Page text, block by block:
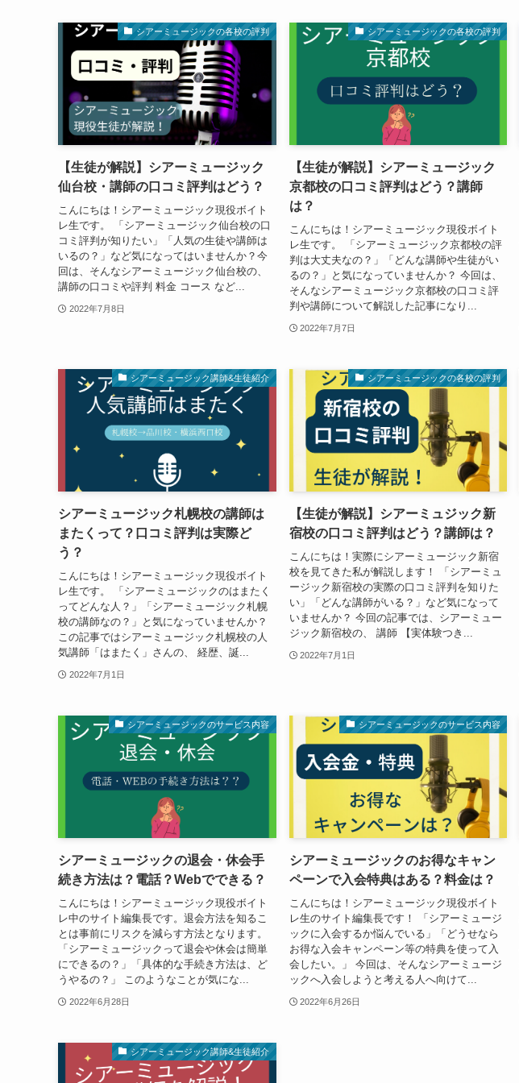
シアーミュージックの各校の評判
【生徒が解説】シアーミュージック
仙台校・講師の口コミ評判はどう？
こんにちは！シアーミュージック現役ボイト
レ生です。 「シアーミュージック仙台校の口
コミ評判が知りたい」「人気の生徒や講師は
いるの？」など気になってはいませんか？今
回は、そんなシアーミュージック仙台校の、
講師の口コミや評判 料金 コース など...
2022年7月8日
シアーミュージックの各校の評判
【生徒が解説】シアーミュージック
京都校の口コミ評判はどう？講師
は？
こんにちは！シアーミュージック現役ボイト
レ生です。 「シアーミュージック京都校の評
判は大丈夫なの？」「どんな講師や生徒がい
るの？」と気になっていませんか？ 今回は、
そんなシアーミュージック京都校の口コミ評
判や講師について解説した記事になり...
2022年7月7日
シアーミュージック講師&生徒紹介
シアーミュージック札幌校の講師は
またくって？口コミ評判は実際ど
う？
こんにちは！シアーミュージック現役ボイト
レ生です。 「シアーミュージックのはまたく
ってどんな人？」「シアーミュージック札幌
校の講師なの？」と気になっていませんか？
この記事ではシアーミュージック札幌校の人
気講師「はまたく」さんの、 経歴、誕...
2022年7月1日
シアーミュージックの各校の評判
【生徒が解説】シアーミュジック新
宿校の口コミ評判はどう？講師は？
こんにちは！実際にシアーミュージック新宿
校を見てきた私が解説します！ 「シアーミュ
ージック新宿校の実際の口コミ評判を知りた
い」「どんな講師がいる？」など気になって
いませんか？ 今回の記事では、シアーミュー
ジック新宿校の、 講師 【実体験つき...
2022年7月1日
シアーミュージックのサービス内容
シアーミュージックの退会・休会手
続き方法は？電話？Webでできる？
こんにちは！シアーミュージック現役ボイト
レ中のサイト編集長です。退会方法を知るこ
とは事前にリスクを減らす方法となります。
「シアーミュージックって退会や休会は簡単
にできるの？」「具体的な手続き方法は、ど
うやるの？」 このようなことが気にな...
2022年6月28日
シアーミュージックのサービス内容
シアーミュージックのお得なキャン
ペーンで入会特典はある？料金は？
こんにちは！シアーミュージック現役ボイト
レ生のサイト編集長です！ 「シアーミュージ
ックに入会するか悩んでいる」「どうせなら
お得な入会キャンペーン等の特典を使って入
会したい。」 今回は、そんなシアーミュージ
ックへ入会しようと考える人へ向けて...
2022年6月26日
シアーミュージック講師&生徒紹介